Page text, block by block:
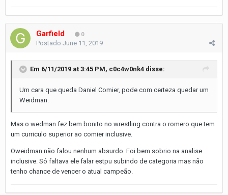
Garfield 0
Postado June 11, 2019
Em 6/11/2019 at 3:45 PM, c0c4w0nk4 disse:
Um cara que queda Daniel Comier, pode com certeza quedar um
Weidman.
Mas o wedman fez bem bonito no wrestling contra o romero que tem
um curriculo superior ao comier inclusive.
Oweidman não falou nenhum absurdo. Foi bem sobrio na analise
inclusive. Só faltava ele falar estpu subindo de categoria mas não
tenho chance de vencer o atual campeão.